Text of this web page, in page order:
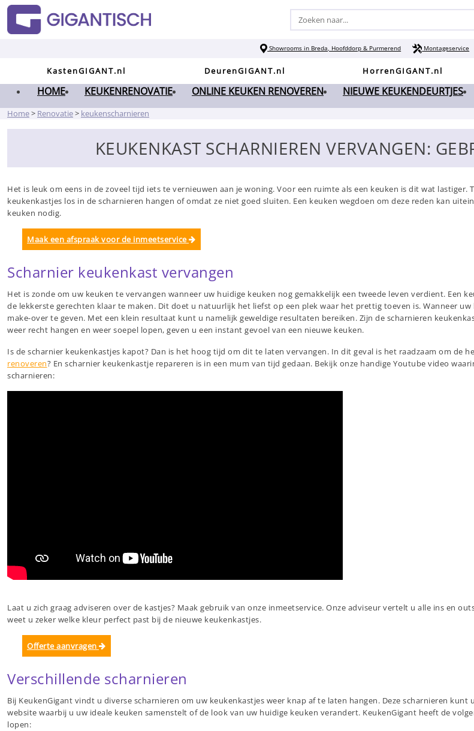
Showrooms in Breda, Hoofddorp & Purmerend Montageservice
KastenGIGANT.nl DeurenGIGANT.nl HorrenGIGANT.nl
HOME KEUKENRENOVATIE ONLINE KEUKEN RENOVEREN NIEUWE KEUKENDEURTJES
Home> Renovatie> keukenscharnieren
KEUKENKAST SCHARNIEREN VERVANGEN:
Het is leuk om eens in de zoveel tijd iets te vernieuwen aan je woning. Voor een ruimte als een keuken is dit wat
keukenkastjes los in de scharnieren hangen of omdat ze niet goed sluiten. Een keuken wegdoen om deze reden kan
keuken nodig.
Maak een afspraak voor de inmeetservice
Scharnier keukenkast vervangen
Het is zonde om uw keuken te vervangen wanneer uw huidige keuken nog gemakkelijk een tweede leven verdient. Een
de lekkerste gerechten klaar te maken. Dit doet u natuurlijk het liefst op een plek waar het prettig toeven is. Wanneer
make-over te geven. Met een klein resultaat kunt u namelijk geweldige resultaten bereiken. Zijn de scharnieren
weer recht hangen en weer soepel lopen, geven u een instant gevoel van een nieuwe keuken.
Is de scharnier keukenkastjes kapot? Dan is het hoog tijd om dit te laten vervangen. In dit geval is het raadzaam om de
renoveren? En scharnier keukenkastje repareren is in een mum van tijd gedaan. Bekijk onze handige Youtube video
scharnieren:
Laat u zich graag adviseren over de kastjes? Maak gebruik van onze inmeetservice. Onze adviseur vertelt u alle ins en
weet u zeker welke kleur perfect past bij de nieuwe keukenkastjes.
Offerte aanvragen
Verschillende scharnieren
Bij KeukenGigant vindt u diverse scharnieren om uw keukenkastjes weer knap af te laten hangen. Deze scharnieren
website waarbij u uw ideale keuken samenstelt of de look van uw huidige keuken verandert. KeukenGigant heeft de
lopen: